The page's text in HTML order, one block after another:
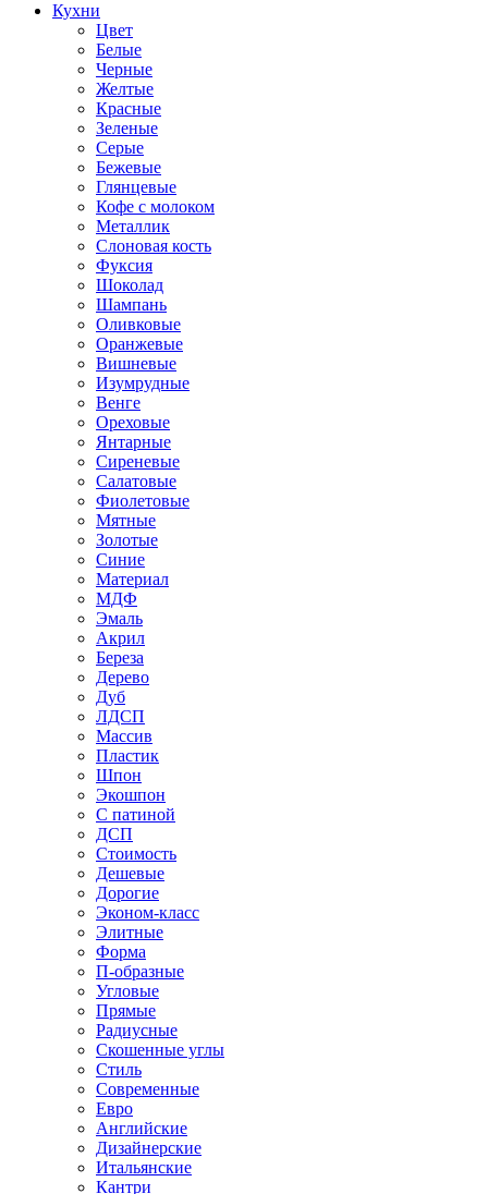
Кухни
Цвет
Белые
Черные
Желтые
Красные
Зеленые
Серые
Бежевые
Глянцевые
Кофе с молоком
Металлик
Слоновая кость
Фуксия
Шоколад
Шампань
Оливковые
Оранжевые
Вишневые
Изумрудные
Венге
Ореховые
Янтарные
Сиреневые
Салатовые
Фиолетовые
Мятные
Золотые
Синие
Материал
МДФ
Эмаль
Акрил
Береза
Дерево
Дуб
ЛДСП
Массив
Пластик
Шпон
Экошпон
С патиной
ДСП
Стоимость
Дешевые
Дорогие
Эконом-класс
Элитные
Форма
П-образные
Угловые
Прямые
Радиусные
Скошенные углы
Стиль
Современные
Евро
Английские
Дизайнерские
Итальянские
Кантри